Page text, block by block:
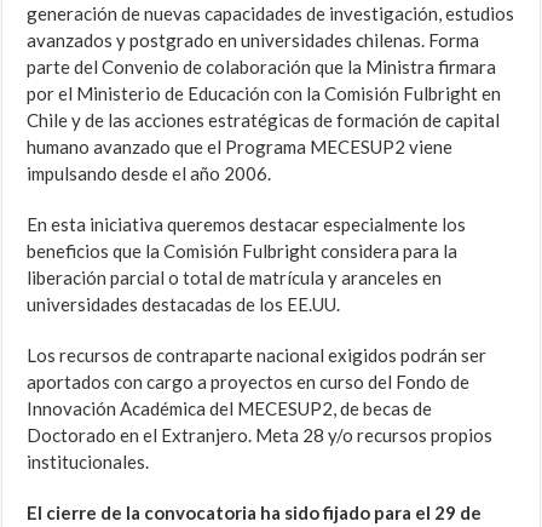
generación de nuevas capacidades de investigación, estudios
avanzados y postgrado en universidades chilenas. Forma
parte del Convenio de colaboración que la Ministra firmara
por el Ministerio de Educación con la Comisión Fulbright en
Chile y de las acciones estratégicas de formación de capital
humano avanzado que el Programa MECESUP2 viene
impulsando desde el año 2006.
En esta iniciativa queremos destacar especialmente los
beneficios que la Comisión Fulbright considera para la
liberación parcial o total de matrícula y aranceles en
universidades destacadas de los EE.UU.
Los recursos de contraparte nacional exigidos podrán ser
aportados con cargo a proyectos en curso del Fondo de
Innovación Académica del MECESUP2, de becas de
Doctorado en el Extranjero. Meta 28 y/o recursos propios
institucionales.
El cierre de la convocatoria ha sido fijado para el 29 de